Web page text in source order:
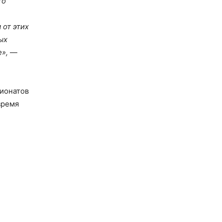
этих
—